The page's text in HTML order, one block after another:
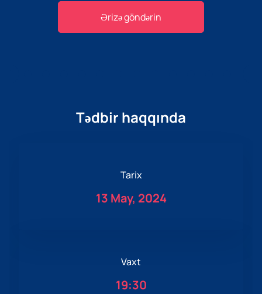
Ərizə göndərin
Tədbir haqqında
Tarix
13 May, 2024
Vaxt
19:30